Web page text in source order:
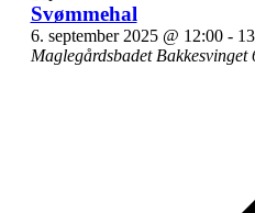
Svømmehal
6. september 2025 @ 12:00-
Maglegårdsbadet Bakkesvinget